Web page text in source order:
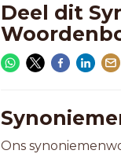
Deel dit
Ons